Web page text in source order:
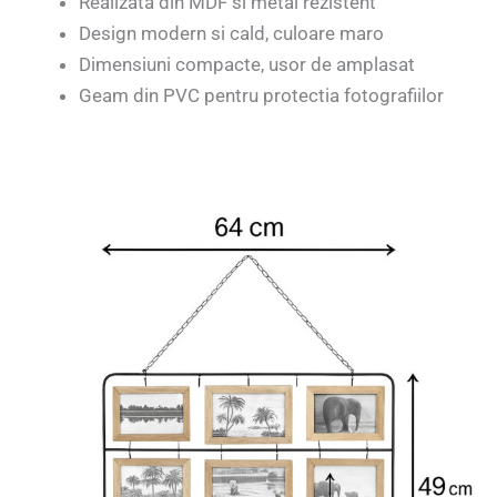
Design modern si cald, culoare maro
Dimensiuni compacte, usor de amplasat
Geam din PVC pentru protectia fotografiilor